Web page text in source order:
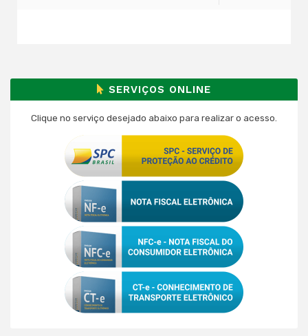
SERVIÇOS ONLINE
Clique no serviço desejado abaixo para realizar o acesso.